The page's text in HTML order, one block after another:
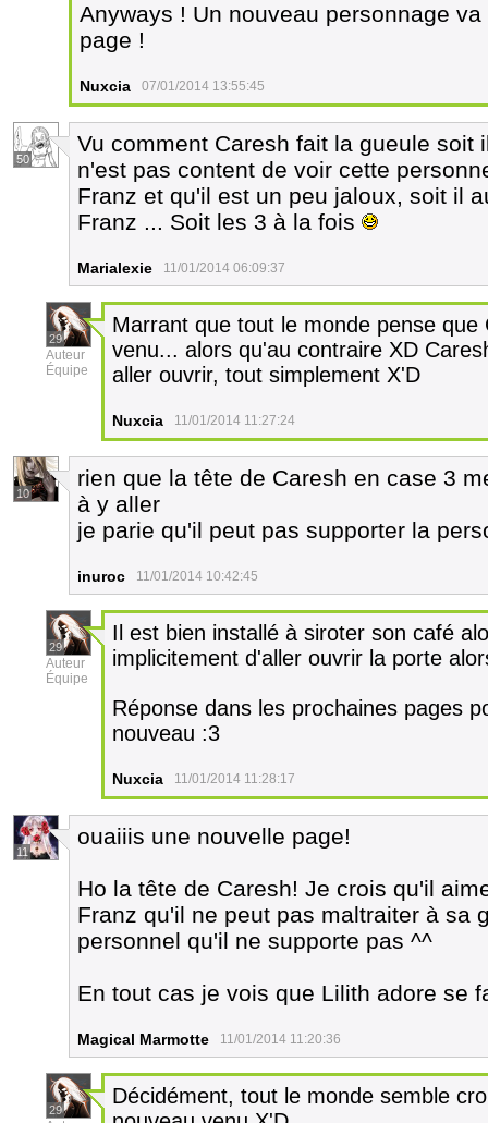
Anyways ! Un nouveau personnage
page !
Nuxcia 07/01/2014 13:55:45
50
Vu comment Caresh fait la gueule soit
n'est pas content de voir cette
Franz et qu'il est un peu jaloux, soit il
Franz ... Soit les 3 à la fois
Marialexie 11/01/2014 06:09:37
29
Auteur
Équipe
Marrant que tout le monde pense
venu... alors qu'au contraire XD
aller ouvrir, tout simplement X'D
Nuxcia 11/01/2014 11:27:24
10
rien que la tête de Caresh en case 3
à y aller
je parie qu'il peut pas supporter la
inuroc 11/01/2014 10:42:45
29
Auteur
Équipe
Il est bien installé à siroter son café
implicitement d'aller ouvrir la porte
Réponse dans les prochaines pages
nouveau :3
Nuxcia 11/01/2014 11:28:17
11
ouaiiis une nouvelle page!
Ho la tête de Caresh! Je crois qu'il
Franz qu'il ne peut pas maltraiter à sa
personnel qu'il ne supporte pas ^^
En tout cas je vois que Lilith adore se
Magical Marmotte 11/01/2014 11:20:36
29
Décidément, tout le monde semble